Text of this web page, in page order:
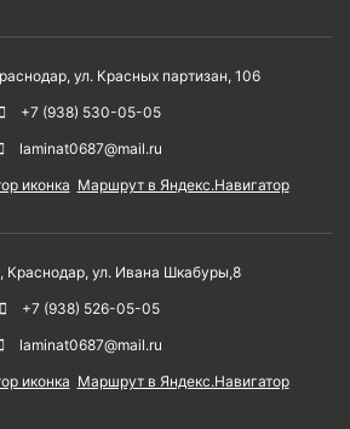
, ул. Красных партизан, 106
+7 (938) 530-05-05
laminat0687@mail.ru
Маршрут в Яндекс.Навигатор
, Краснодар, ул. Ивана Шкабуры,8
+7 (938) 526-05-05
laminat0687@mail.ru
Маршрут в Яндекс.Навигатор